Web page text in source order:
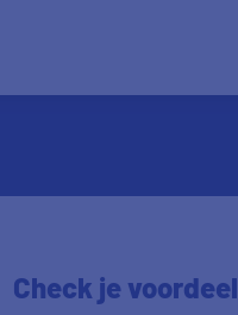
Check je voordeel